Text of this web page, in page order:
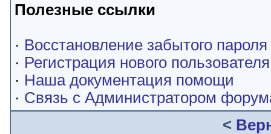
Полезные ссылки
· Восстановление забытого пароля
· Регистрация нового пользователя
· Наша документация помощи
· Связь с Администратором
<